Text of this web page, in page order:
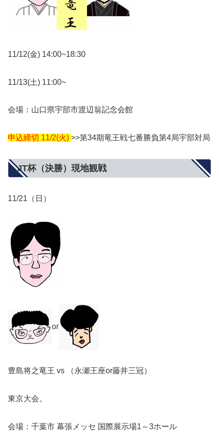
11/12(金) 14:00~18:30
11/13(土) 11:00~
会場：山口県宇部市渡辺翁記念会館
申込締切 11/2(火) >>第34期竜王戦七番勝負第4局宇部対局
JT杯（決勝）現地観戦
11/21（日）
or
豊島将之竜王 vs （永瀬王座or藤井三冠）
東京大会。
会場：千葉市 幕張メッセ 国際展示場1～3ホール